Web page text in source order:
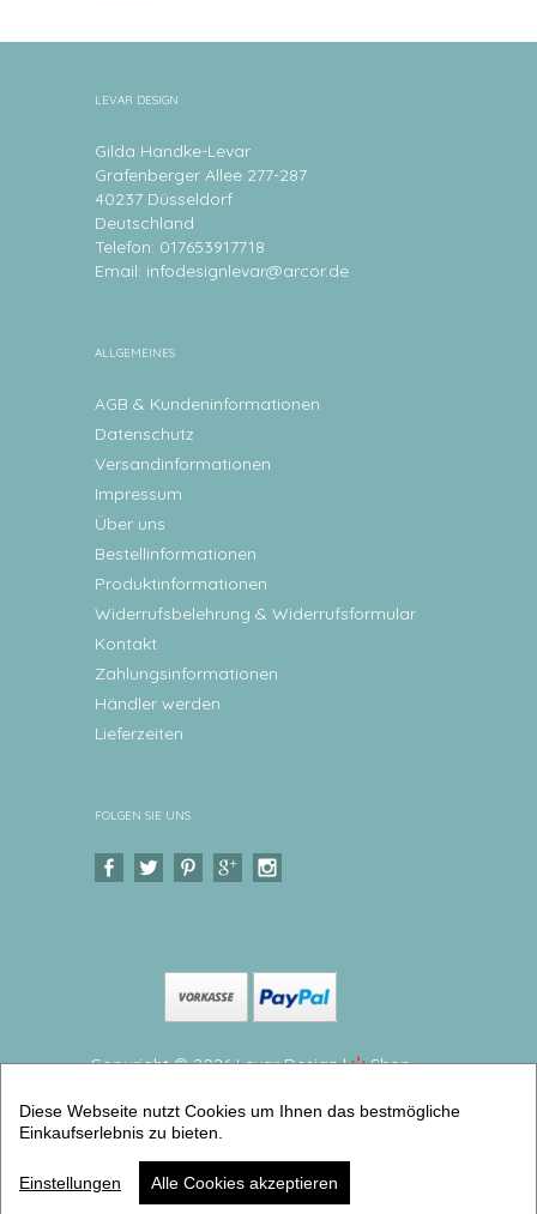
LEVAR DESIGN
Gilda Handke-Levar
Grafenberger Allee 277-287
40237 Düsseldorf
Deutschland
Telefon: 017653917718
Email: infodesignlevar@arcor.de
ALLGEMEINES
AGB & Kundeninformationen
Datenschutz
Versandinformationen
Impressum
Über uns
Bestellinformationen
Produktinformationen
Widerrufsbelehrung & Widerrufsformular
Kontakt
Zahlungsinformationen
Händler werden
Lieferzeiten
FOLGEN SIE UNS
Copyright © 2026 Levar Design |
Shop
Kindergeschirr Set Spielzeug mit Namen Geschirrset
aus Melamin und BPA frei, hergestellt in Deutschland
(4er Geschirrset) | Artikelnummer: 2676-5280-4342 -1
Diese Webseite nutzt Cookies um Ihnen das bestmögliche
Einkaufserlebnis zu bieten.
Einstellungen Alle Cookies akzeptieren